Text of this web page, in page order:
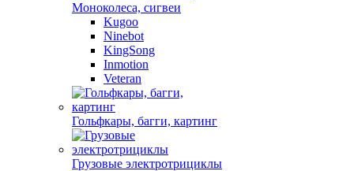
Моноколеса, сигвеи
Kugoo
Ninebot
KingSong
Inmotion
Veteran
Гольфкары, багги, картинг
Грузовые электротрициклы